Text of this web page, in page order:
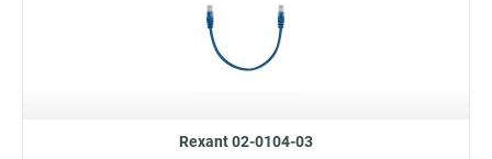
Rexant 02-0104-03